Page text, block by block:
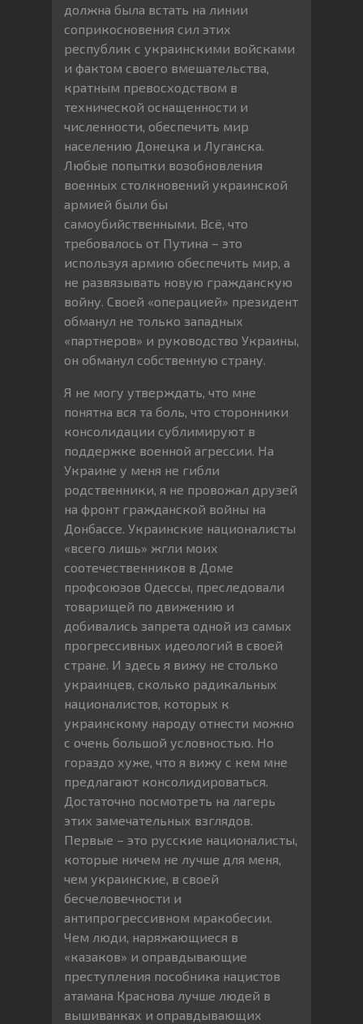
должна была встать на линии
соприкосновения сил этих
республик с украинскими войсками
и фактом своего вмешательства,
кратным превосходством в
технической оснащенности и
численности, обеспечить мир
населению Донецка и Луганска.
Любые попытки возобновления
военных столкновений украинской
армией были бы
самоубийственными. Всё, что
требовалось от Путина – это
используя армию обеспечить мир, а
не развязывать новую гражданскую
войну. Своей «операцией» президент
обманул не только западных
«партнеров» и руководство Украины,
он обманул собственную страну.
Я не могу утверждать, что мне
понятна вся та боль, что сторонники
консолидации сублимируют в
поддержке военной агрессии. На
Украине у меня не гибли
родственники, я не провожал друзей
на фронт гражданской войны на
Донбассе. Украинские националисты
«всего лишь» жгли моих
соотечественников в Доме
профсоюзов Одессы, преследовали
товарищей по движению и
добивались запрета одной из самых
прогрессивных идеологий в своей
стране. И здесь я вижу не столько
украинцев, сколько радикальных
националистов, которых к
украинскому народу отнести можно
с очень большой условностью. Но
гораздо хуже, что я вижу с кем мне
предлагают консолидироваться.
Достаточно посмотреть на лагерь
этих замечательных взглядов.
Первые – это русские националисты,
которые ничем не лучше для меня,
чем украинские, в своей
бесчеловечности и
антипрогрессивном мракобесии.
Чем люди, наряжающиеся в
«казаков» и оправдывающие
преступления пособника нацистов
атамана Краснова лучше людей в
вышиванках и оправдывающих